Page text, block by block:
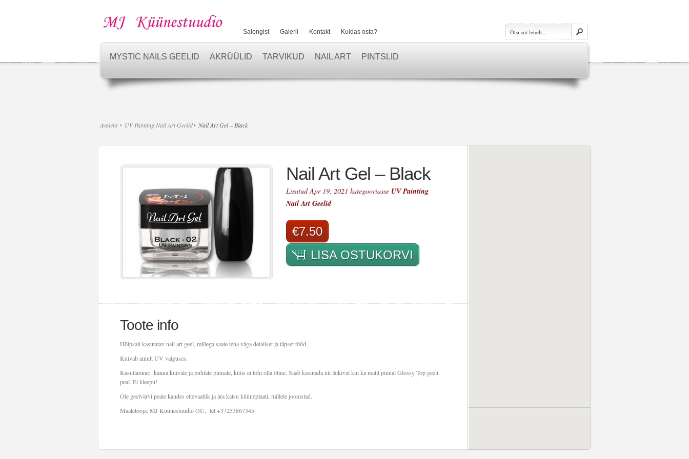
Salongist Galerii Kontakt Kuidas osta?
MYSTIC NAILS GEELID AKRÜÜLID TARVIKUD NAIL ART PINTSLID
Avaleht UV Painting Nail Art Geelid Nail Art Gel – Black
Nail Art Gel – Black
Lisatud Apr 19, 2021 kategooriasse UV Painting
Nail Art Geelid
€7.50
LISA OSTUKORVI
Toote info
Hõlpsalt kasutatav nail art geel, millega saate teha väga detailset ja täpset tööd.
Kuivab ainult UV valguses.
Kasutamine: kanna kuivale ja puhtale pinnale, küüs ei tohi olla õline. Saab kasutada nii läikival kui ka matil pinnal Glossy Top geeli
peal. Ei kleepu!
Ole geelvärvi peale kandes ettevaatlik ja ära katsu küüneplaati, millele joonistad.
Maaletooja: MJ Küünestuudio OÜ, tel +37253867345